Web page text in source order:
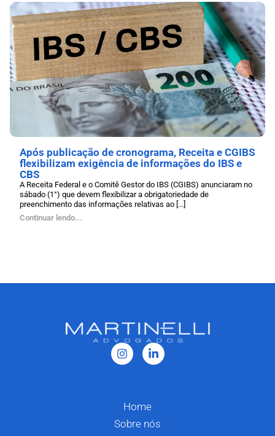
Após publicação de cronograma, Receita e CGIBS
flexibilizam exigência de informações do IBS e
CBS
A Receita Federal e o Comitê Gestor do IBS (CGIBS) anunciaram no
sábado (1°) que devem flexibilizar a obrigatoriedade de
preenchimento das informações relativas ao [...]
Continuar lendo...
Home
Sobre nós